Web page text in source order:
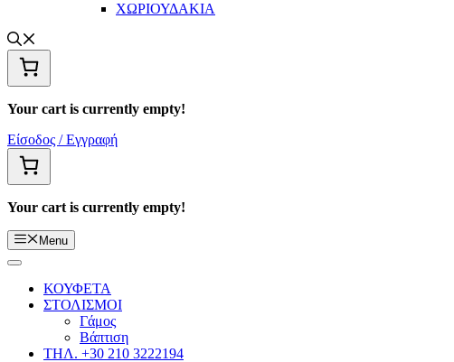
ΧΩΡΙΟΥΔΑΚΙΑ
Your cart is currently empty!
Είσοδος / Εγγραφή
Your cart is currently empty!
Menu
ΚΟΥΦΕΤΑ
ΣΤΟΛΙΣΜΟΙ
Γάμος
Βάπτιση
ΤΗΛ. +30 210 3222194